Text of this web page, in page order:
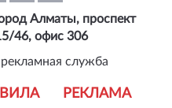
РЕКЛАМА
Алматы, проспект
46, офис 306
служба